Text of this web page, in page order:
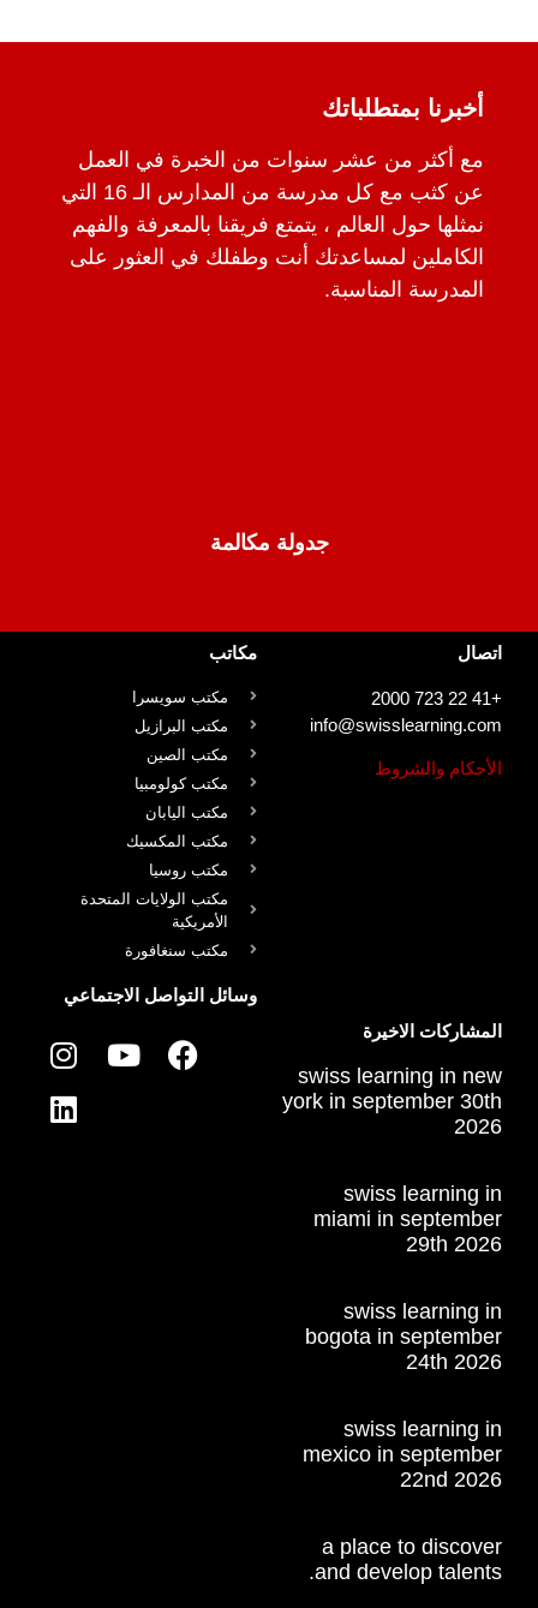
أخبرنا بمتطلباتك
مع أكثر من عشر سنوات من الخبرة في العمل
عن كثب مع كل مدرسة من المدارس الـ 16 التي
نمثلها حول العالم ، يتمتع فريقنا بالمعرفة والفهم
الكاملين لمساعدتك أنت وطفلك في العثور على
المدرسة المناسبة.
جدولة مكالمة
اتصال
+41 22 723 2000
info@swisslearning.com
الأحكام والشروط
مكاتب
مكتب سويسرا
مكتب البرازيل
مكتب الصين
مكتب كولومبيا
مكتب اليابان
مكتب المكسيك
مكتب روسيا
مكتب الولايات المتحدة
الأمريكية
مكتب سنغافورة
المشاركات الاخيرة
swiss learning in new
york in september 30th
2026
swiss learning in
miami in september
29th 2026
swiss learning in
bogota in september
24th 2026
swiss learning in
mexico in september
22nd 2026
a place to discover
and develop talents.
وسائل التواصل الاجتماعي